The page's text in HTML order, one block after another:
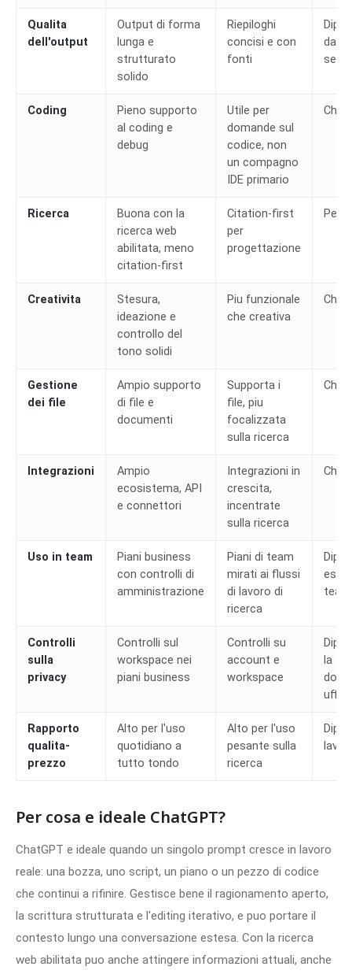
Qualita
dell'output
Output di forma
lunga e
strutturato
solido
Riepiloghi
concisi e con
fonti
serve
Coding
Pieno supporto
al coding e
debug
Utile per
domande sul
codice, non
un compagno
IDE primario
Ricerca
Buona con la
ricerca web
abilitata, meno
citation-first
Citation-first
per
progettazione
Creativita
Stesura,
ideazione e
controllo del
tono solidi
Piu funzionale
che creativa
Gestione
dei file
Ampio supporto
di file e
documenti
Supporta i
file, piu
focalizzata
sulla ricerca
Integrazioni
Ampio
ecosistema, API
e connettori
Integrazioni in
crescita,
incentrate
sulla ricerca
Uso in team
Piani business
con controlli di
amministrazione
Piani di team
mirati ai flussi
di lavoro di
ricerca
team
Controlli
sulla
privacy
Controlli sul
workspace nei
piani business
Controlli su
account e
workspace
la
Rapporto
qualita-
prezzo
Alto per l'uso
quotidiano a
tutto tondo
Alto per l'uso
pesante sulla
ricerca
Per cosa e ideale ChatGPT?
ChatGPT e ideale quando un singolo prompt cresce in lavoro
reale: una bozza, uno script, un piano o un pezzo di codice
che continui a rifinire. Gestisce bene il ragionamento aperto,
la scrittura strutturata e l'editing iterativo, e puo portare il
contesto lungo una conversazione estesa. Con la ricerca
web abilitata puo anche attingere informazioni attuali, anche